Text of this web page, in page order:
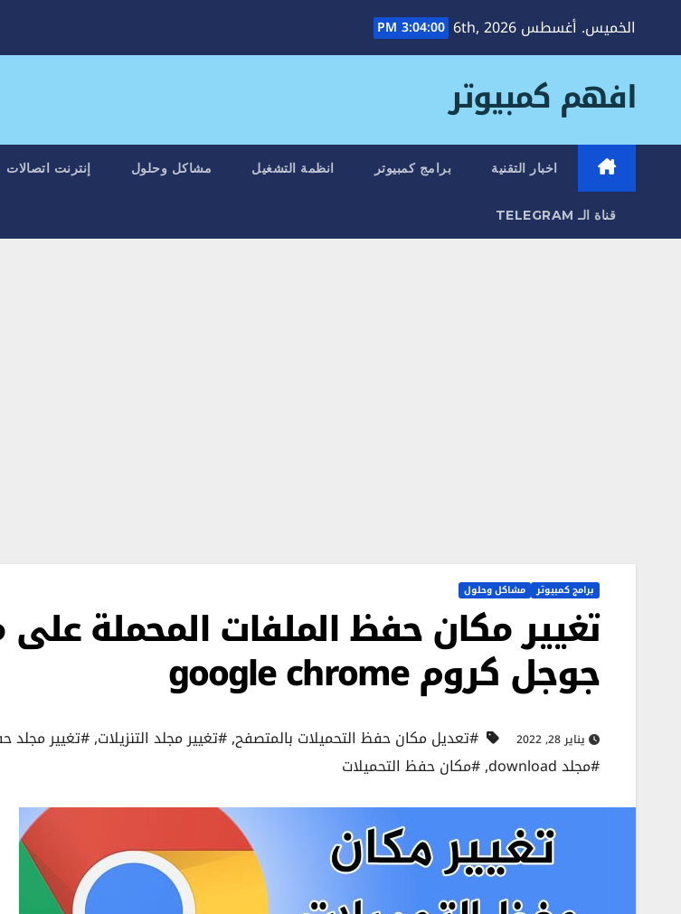
الخميس. أغسطس 6th, 2026 3:04:01 PM
افهم كمبيوتر
اخبار التقنية برامج كمبيوتر انظمة التشغيل مشاكل وحلول إنترنت اتصالات
قناة الـ TELEGRAM
برامج كمبيوتر مشاكل وحلول
تغيير مكان حفظ الملفات المحملة
جوجل كروم google chrome
يناير 28, 2022 #تعديل مكان حفظ التحميلات بالمتصفح,#تغيير مجلد التنزيلات,#تغيير مجلد
#مجلد download
,#مكان حفظ التحميلات